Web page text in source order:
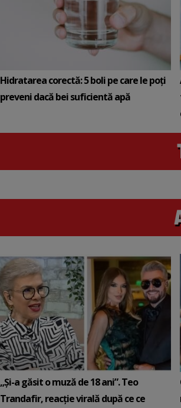
Hidratarea corectă: 5 boli pe care le poți
preveni dacă bei suficientă apă
„Și-a găsit o muză de 18 ani”. Teo
Trandafir, reacție virală după ce ce